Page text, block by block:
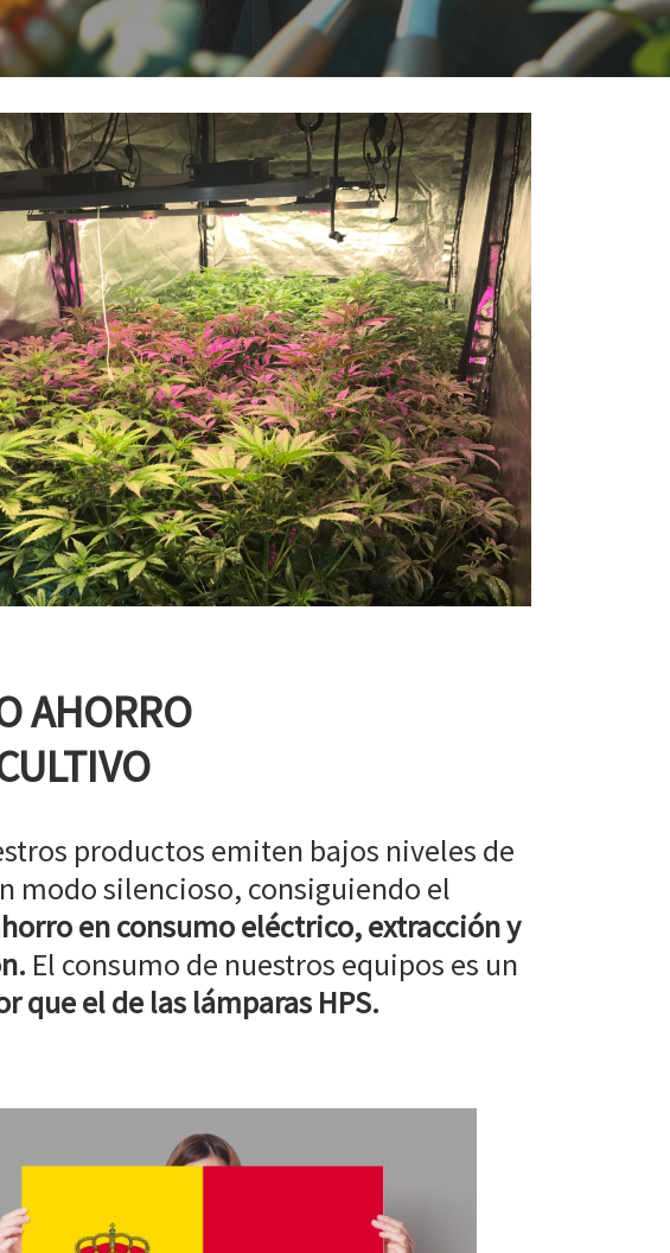
AHORRO
productos emiten bajos niveles de
modo silencioso, consiguiendo el
en consumo eléctrico, extracción y
El consumo de nuestros equipos es un
que el de las lámparas HPS.